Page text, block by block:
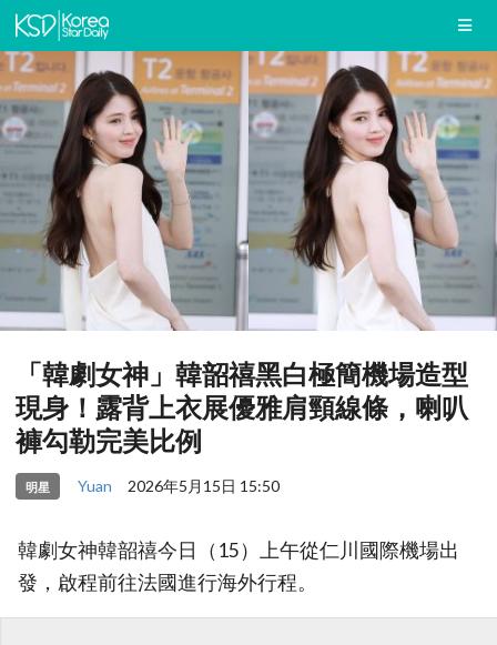
「韓劇女神」韓韶禧黑白極簡機場造型
現身！露背上衣展優雅肩頸線條，喇叭
褲勾勒完美比例
明星 Yuan 2026年5月15日 15:50
韓劇女神韓韶禧今日（15）上午從仁川國際機場出
發，啟程前往法國進行海外行程。